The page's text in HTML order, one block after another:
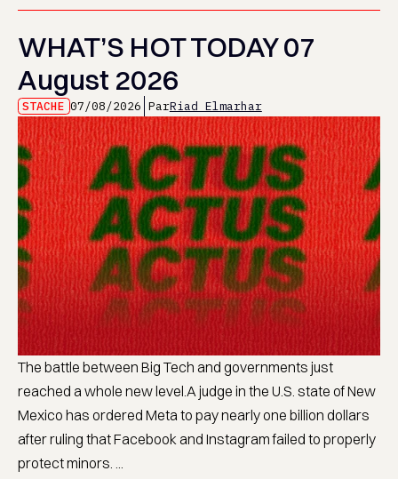
WHAT’S HOT TODAY 07
August 2026
STACHE 07/08/2026 ParRiad Elmarhar
The battle between Big Tech and governments just
reached a whole new level.A judge in the U.S. state of New
Mexico has ordered Meta to pay nearly one billion dollars
after ruling that Facebook and Instagram failed to properly
protect minors. ...